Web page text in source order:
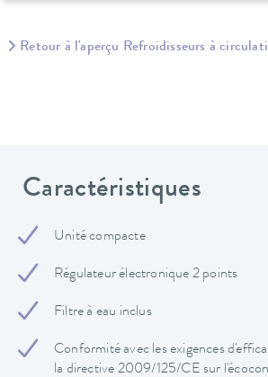
Retour à l'aperçu Refroidisseurs à
Caractéristiques
Unité compacte
Régulateur électronique 2 points
Filtre à eau inclus
Conformité avec les exigences
la directive 2009/125/CE sur